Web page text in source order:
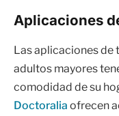
Aplicaciones
Las aplicaciones de
adultos mayores
comodidad de su
Doctoralia ofrecen